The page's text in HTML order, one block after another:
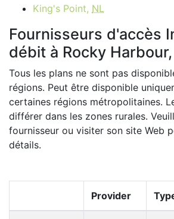
King's Point, NL
Fournisseurs d'accès
débit à Rocky Harbour,
Tous les plans ne sont pas
régions. Peut être disponible
certaines régions métropolitaines.
différer dans les zones rurales.
fournisseur ou visiter son site Web
détails.
Provider